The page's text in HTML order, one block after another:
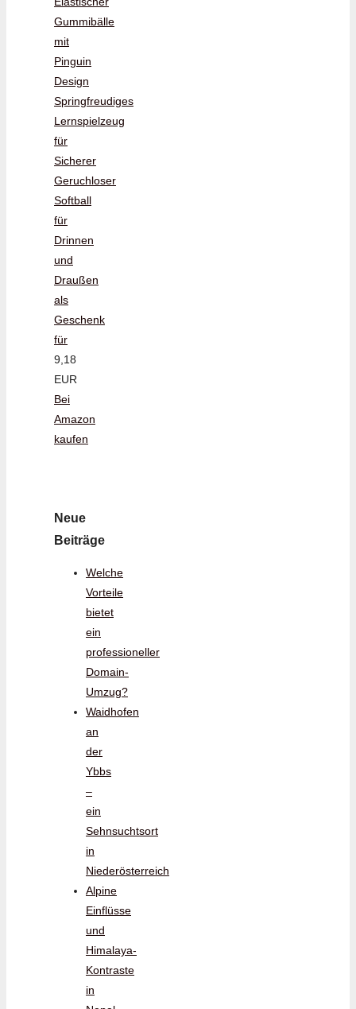
Gummibälle
mit
Pinguin
Design
Springfreudiges
Lernspielzeug
für
Sicherer
Geruchloser
Softball
für
Drinnen
und
Draußen
als
Geschenk
für
9,18
EUR
Bei
Amazon
kaufen
Neue
Beiträge
Welche
Vorteile
bietet
ein
professioneller
Domain-
Umzug?
Waidhofen
an
der
Ybbs
–
ein
Sehnsuchtsort
in
Niederösterreich
Alpine
Einflüsse
und
Himalaya-
Kontraste
in